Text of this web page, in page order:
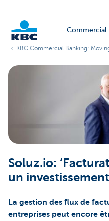
Corporate
Commercial
KBC Commercial Banking:
Soluz.io:
un
La gestion des flux de
entreprises peut encore